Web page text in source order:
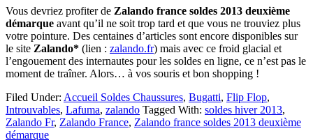
Vous devriez profiter de Zalando france soldes 2013 deuxième
démarque avant qu’il ne soit trop tard et que vous ne trouviez plus
votre pointure. Des centaines d’articles sont encore disponibles sur
le site Zalando* (lien : zalando.fr) mais avec ce froid glacial et
l’engouement des internautes pour les soldes en ligne, ce n’est pas le
moment de traîner. Alors… à vos souris et bon shopping !
Filed Under: Accueil Soldes Chaussures, Bugatti, Flip Flop,
Introuvables, Lafuma, zalando Tagged With: soldes hiver 2013,
Zalando Fr, Zalando France, Zalando france soldes 2013 deuxième
démarque